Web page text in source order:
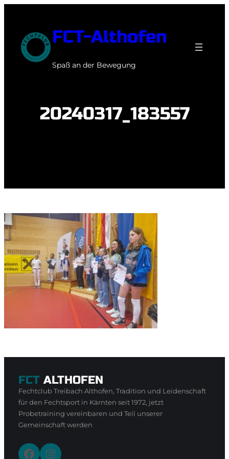
springen
FCT-Althofen
Spaß an der Bewegung
20240317_183557
FCT ALTHOFEN
Fechtclub Treibach Althofen, Tradition und Leidenschaft
für den Fechtsport in Kärnten seit 1972, jetzt
Probetraining vereinbaren und Teil unserer
Gemeinschaft werden
Facebook Instagram